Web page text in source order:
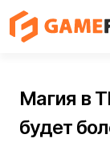
Магия в
будет